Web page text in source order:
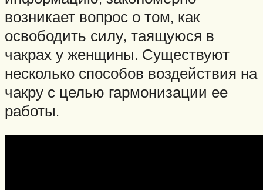
возникает вопрос о том, как
освободить силу, таящуюся в
чакрах у женщины. Существуют
несколько способов воздействия на
чакру с целью гармонизации ее
работы.